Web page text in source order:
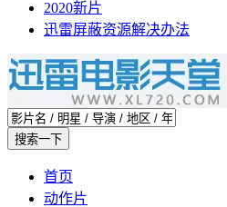
2020新片
迅雷屏蔽资源解决办法
首页
动作片